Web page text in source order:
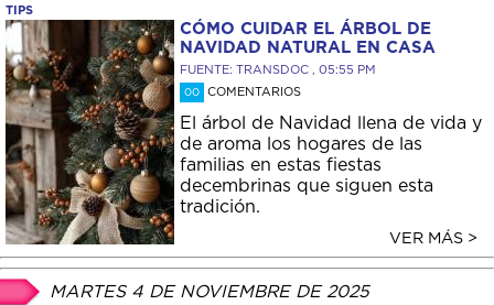
TIPS
CÓMO CUIDAR EL ÁRBOL DE
NAVIDAD NATURAL EN CASA
FUENTE: TRANSDOC , 05:55 PM
00 COMENTARIOS
El árbol de Navidad llena de vida y
de aroma los hogares de las
familias en estas fiestas
decembrinas que siguen esta
tradición.
VER MÁS >
MARTES 4 DE NOVIEMBRE DE 2025